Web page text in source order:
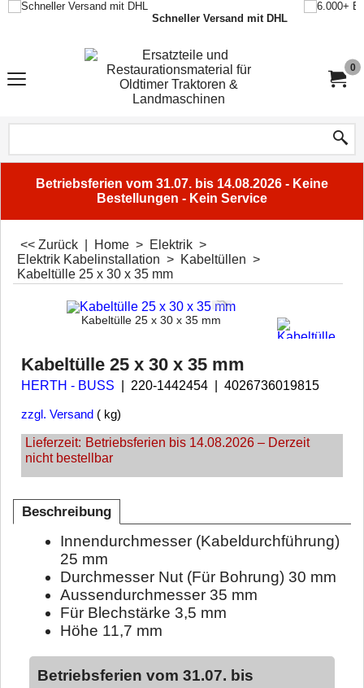
Schneller Versand mit DHL
0
Betriebsferien vom 31.07. bis 14.08.2026 - Keine
Bestellungen - Kein Service
<< Zurück Home > Elektrik >
Elektrik Kabelinstallation > Kabeltüllen >
Kabeltülle 25 x 30 x 35 mm
Kabeltülle 25 x 30 x 35 mm
Kabeltülle 25 x 30 x 35 mm
HERTH - BUSS 220-1442454 4026736019815
zzgl. Versand kg
Lieferzeit: Betriebsferien bis 14.08.2026 – Derzeit
nicht bestellbar
Beschreibung
Innendurchmesser (Kabeldurchführung)
25 mm
Durchmesser Nut (Für Bohrung) 30 mm
Aussendurchmesser 35 mm
Für Blechstärke 3,5 mm
Höhe 11,7 mm
Betriebsferien vom 31.07. bis